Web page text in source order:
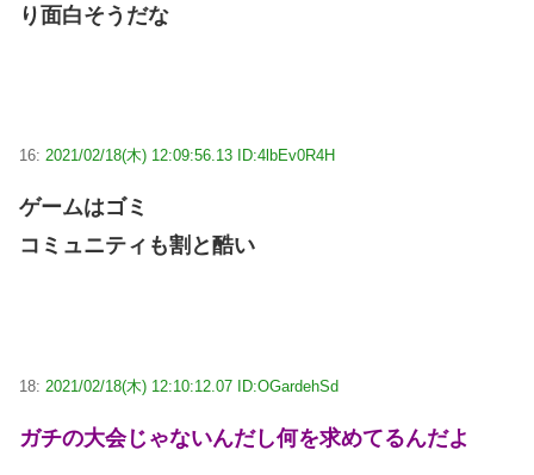
り面白そうだな
16: 2021/02/18(木) 12:09:56.13 ID:4lbEv0R4H
ゲームはゴミ
コミュニティも割と酷い
18: 2021/02/18(木) 12:10:12.07 ID:OGardehSd
ガチの大会じゃないんだし何を求めてるんだよ